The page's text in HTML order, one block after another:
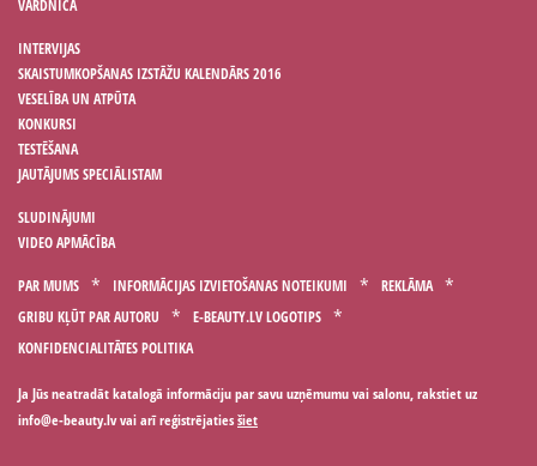
VĀRDNĪCA
INTERVIJAS
SKAISTUMKOPŠANAS IZSTĀŽU KALENDĀRS 2016
VESELĪBA UN ATPŪTA
KONKURSI
TESTĒŠANA
JAUTĀJUMS SPECIĀLISTAM
SLUDINĀJUMI
VIDEO APMĀCĪBA
PAR MUMS INFORMĀCIJAS IZVIETOŠANAS NOTEIKUMI
REKLĀMA
GRIBU KĻŪT PAR AUTORU
E-BEAUTY.LV LOGOTIPS
KONFIDENCIALITĀTES POLITIKA
Ja Jūs neatradāt katalogā informāciju par savu uzņēmumu vai salonu, rakstiet uz
vai arī reģistrējatiesšiet